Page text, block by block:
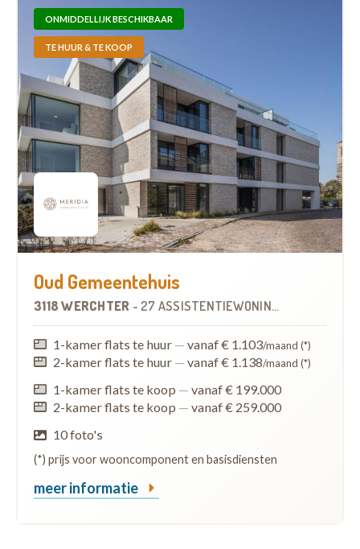
ONMIDDELLIJK BESCHIKBAAR
TE HUUR & TE KOOP
Oud Gemeentehuis
3118 WERCHTER - 27 ASSISTENTIEWONINGEN
1-kamer flats te huur — vanaf € 1.103/maand (*)
2-kamer flats te huur — vanaf € 1.138/maand (*)
1-kamer flats te koop — vanaf € 199.000
2-kamer flats te koop — vanaf € 259.000
10 foto's
(*) prijs voor wooncomponent en basisdiensten
meer informatie